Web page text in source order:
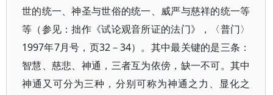
世的统一、神圣与世俗的统一、威严与慈祥的统一等
等（参见：拙作《试论观音所证的法门》，〈普门〉
1997年7月号，页32－34）。其中最关键的是三条：
智慧、慈悲、神通，三者互为依傍，缺一不可。其中
神通又可分为三种，分别可称为神通之力、显化之